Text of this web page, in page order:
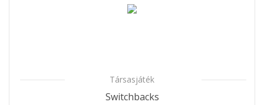
Társasjáték
Switchbacks